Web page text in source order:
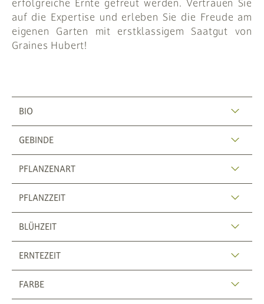
erfolgreiche Ernte gefreut werden. Vertrauen Sie
auf die Expertise und erleben Sie die Freude am
eigenen Garten mit erstklassigem Saatgut von
Graines Hubert!
BIO
GEBINDE
PFLANZENART
PFLANZZEIT
BLÜHZEIT
ERNTEZEIT
FARBE